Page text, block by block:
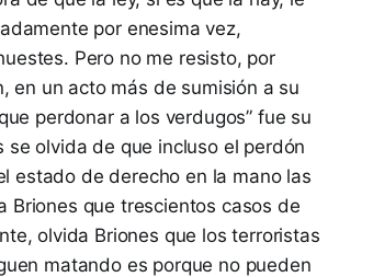
por enesima vez,
Pero no me resisto, por
en un acto más de sumisión a su
perdonar a los verdugos” fue su
olvida de que incluso el perdón
estado de derecho en la mano las
Briones que trescientos casos de
olvida Briones que los terroristas
matando es porque no pueden